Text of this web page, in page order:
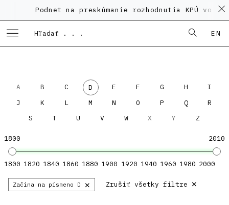
Podnet na preskúmanie rozhodnutia KPÚ vo
EN
A B C D E F G H
I
J
K L M N O P Q
R
S
T U V W X Y Z
1800 2010
1800 1820 1840 1860 1880 1900 1920 1940 1960 1980 2000
Začína na písmeno D × Zrušiť všetky filtre ×